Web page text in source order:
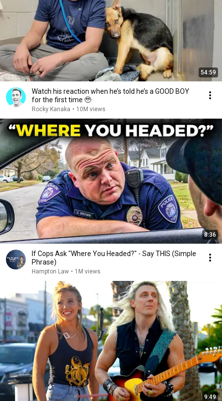
54:59
Watch his reaction when he’s told he’s a GOOD BOY
for the first time 🥹
Rocky Kanaka • 10M views
8:36
If Cops Ask "Where You Headed?" - Say THIS (Simple
Phrase)
Hampton Law • 1M views
9:49